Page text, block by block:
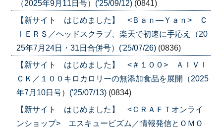
（2025年9月11日号）('25/09/12) (0841)
【新サイト はじめました】 <Ｂａｎ―Ｙａｎ> Ｃ
ＩＥＲＳ／ヘッドスクラブ、楽天で初速に手応え（20
25年7月24日・31日合併号）('25/07/26) (0836)
【新サイト はじめました】 <＃１００> ＡＩＶＩ
ＣＫ／１００キロカロリーの無添加食品を展開（2025
年7月10日号）('25/07/13) (0834)
【新サイト はじめました】 <ＣＲＡＦＴオンライ
ンショップ> エスキュービズム／情報発信とＯＭＯ